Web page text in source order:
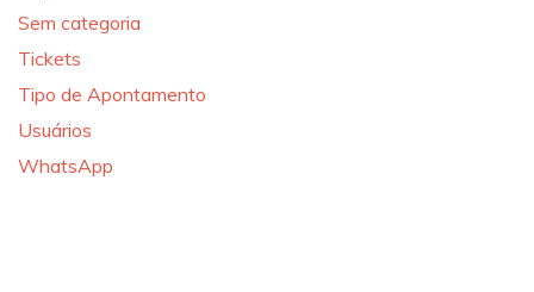
Sem categoria
Tickets
Tipo de Apontamento
Usuários
WhatsApp